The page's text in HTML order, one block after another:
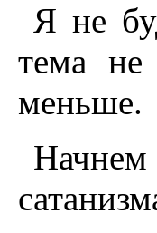
Я не
тема не
меньше.